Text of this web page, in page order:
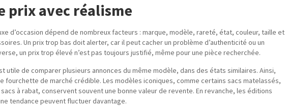
prix avec réalisme
d’occasion dépend de nombreux facteurs : marque, modèle, rareté, état, couleur, taille et
Un prix trop bas doit alerter, car il peut cacher un problème d’authenticité ou un
un prix trop élevé n’est pas toujours justifié, même pour une pièce recherchée.
utile de comparer plusieurs annonces du même modèle, dans des états similaires. Ainsi,
fourchette de marché crédible. Les modèles iconiques, comme certains sacs matelassés,
à rabat, conservent souvent une bonne valeur de revente. En revanche, les éditions
tendance peuvent fluctuer davantage.